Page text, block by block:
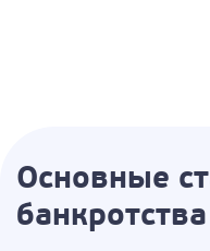
Основные